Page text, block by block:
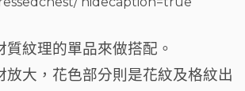
質紋理的單品來做搭配。
放大，花色部分則是花紋及格紋出